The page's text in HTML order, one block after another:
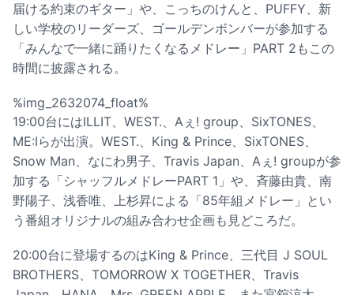
届ける約束のギター」や、こっちのけんと、PUFFY、新
しい学校のリーダーズ、ゴールデンボンバーが参加する
「みんなで一緒に踊りたくなるメドレー」PART 2もこの
時間に披露される。
%img_2632074_float%
19:00台にはILLIT、WEST.、Aぇ! group、SixTONES、
ME:Iらが出演。WEST.、King & Prince、SixTONES、
Snow Man、なにわ男子、Travis Japan、Aぇ! groupが参
加する「シャッフルメドレーPART 1」や、斉藤由貴、南
野陽子、浅香唯、上杉昇による「85年組メドレー」とい
う番組オリジナルの組み合わせ企画も見どころだ。
20:00台に登場するのはKing & Prince、三代目 J SOUL
BROTHERS、TOMORROW X TOGETHER、Travis